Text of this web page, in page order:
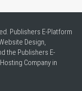
Publishers E-Platform
Design,
the Publishers E-
Company in